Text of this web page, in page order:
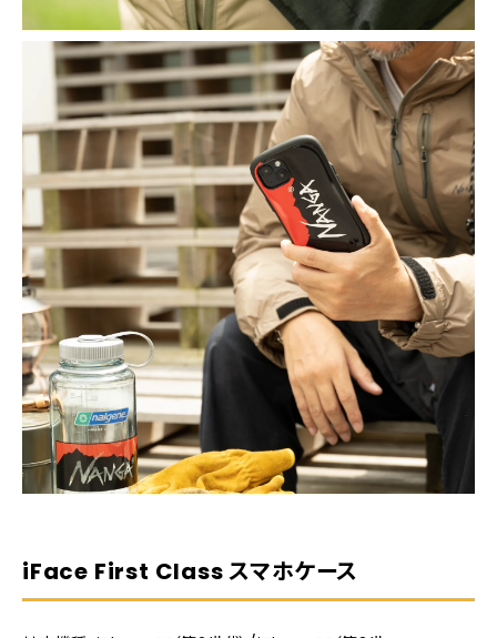
iFace First Class スマホケース